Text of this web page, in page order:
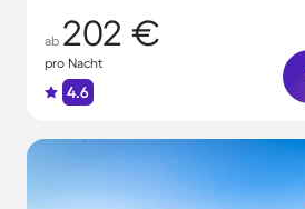
ab 202 €
pro Nacht
4.6